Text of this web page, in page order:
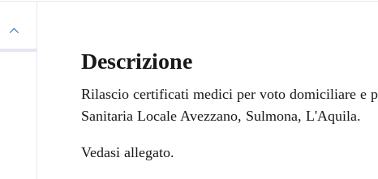
Descrizione
Rilascio certificati medici per voto domiciliare e
Sanitaria Locale Avezzano, Sulmona, L'Aquila.
Vedasi allegato.